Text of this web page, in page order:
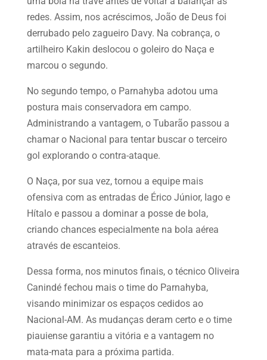
redes. Assim, nos acréscimos, João de Deus foi
derrubado pelo zagueiro Davy. Na cobrança, o
artilheiro Kakin deslocou o goleiro do Naça e
marcou o segundo.
No segundo tempo, o Parnahyba adotou uma
postura mais conservadora em campo.
Administrando a vantagem, o Tubarão passou a
chamar o Nacional para tentar buscar o terceiro
gol explorando o contra-ataque.
O Naça, por sua vez, tornou a equipe mais
ofensiva com as entradas de Érico Júnior, Iago e
Hítalo e passou a dominar a posse de bola,
criando chances especialmente na bola aérea
através de escanteios.
Dessa forma, nos minutos finais, o técnico Oliveira
Canindé fechou mais o time do Parnahyba,
visando minimizar os espaços cedidos ao
Nacional-AM. As mudanças deram certo e o time
piauiense garantiu a vitória e a vantagem no
mata-mata para a próxima partida.